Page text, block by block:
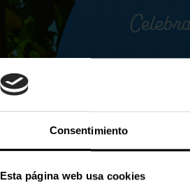
Consentimiento
Esta página web usa cookies